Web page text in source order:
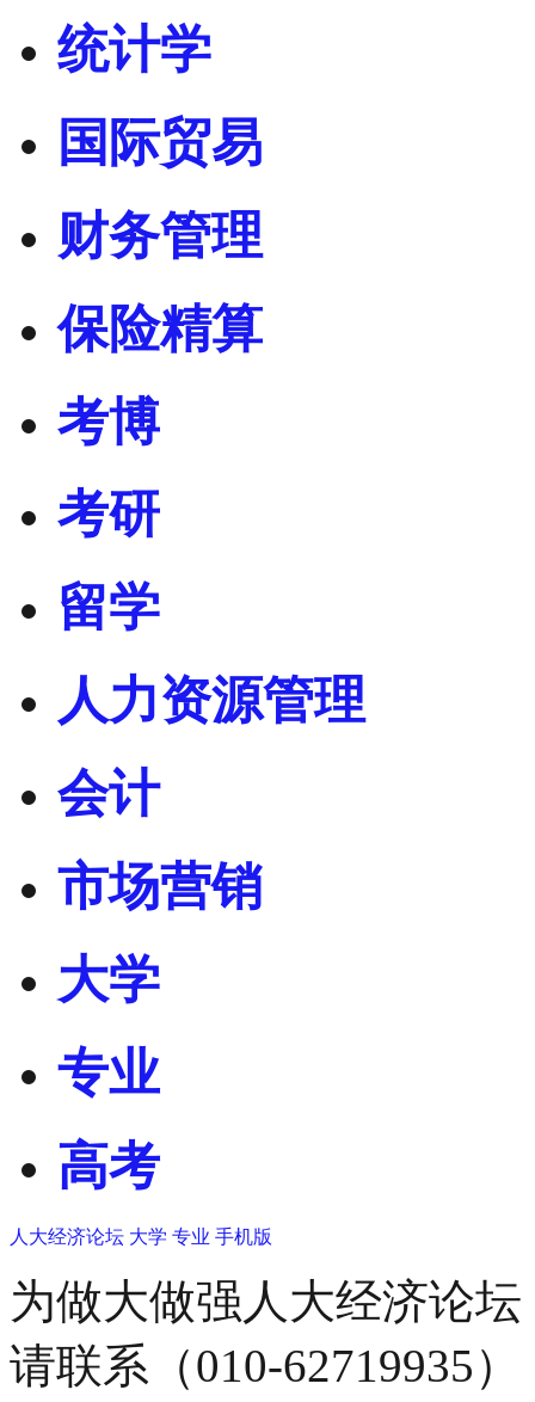
统计学
国际贸易
财务管理
保险精算
考博
考研
留学
人力资源管理
会计
市场营销
大学
专业
高考
人大经济论坛 大学 专业 手机版
为做大做强人大经济论
请联系（010-62719935）